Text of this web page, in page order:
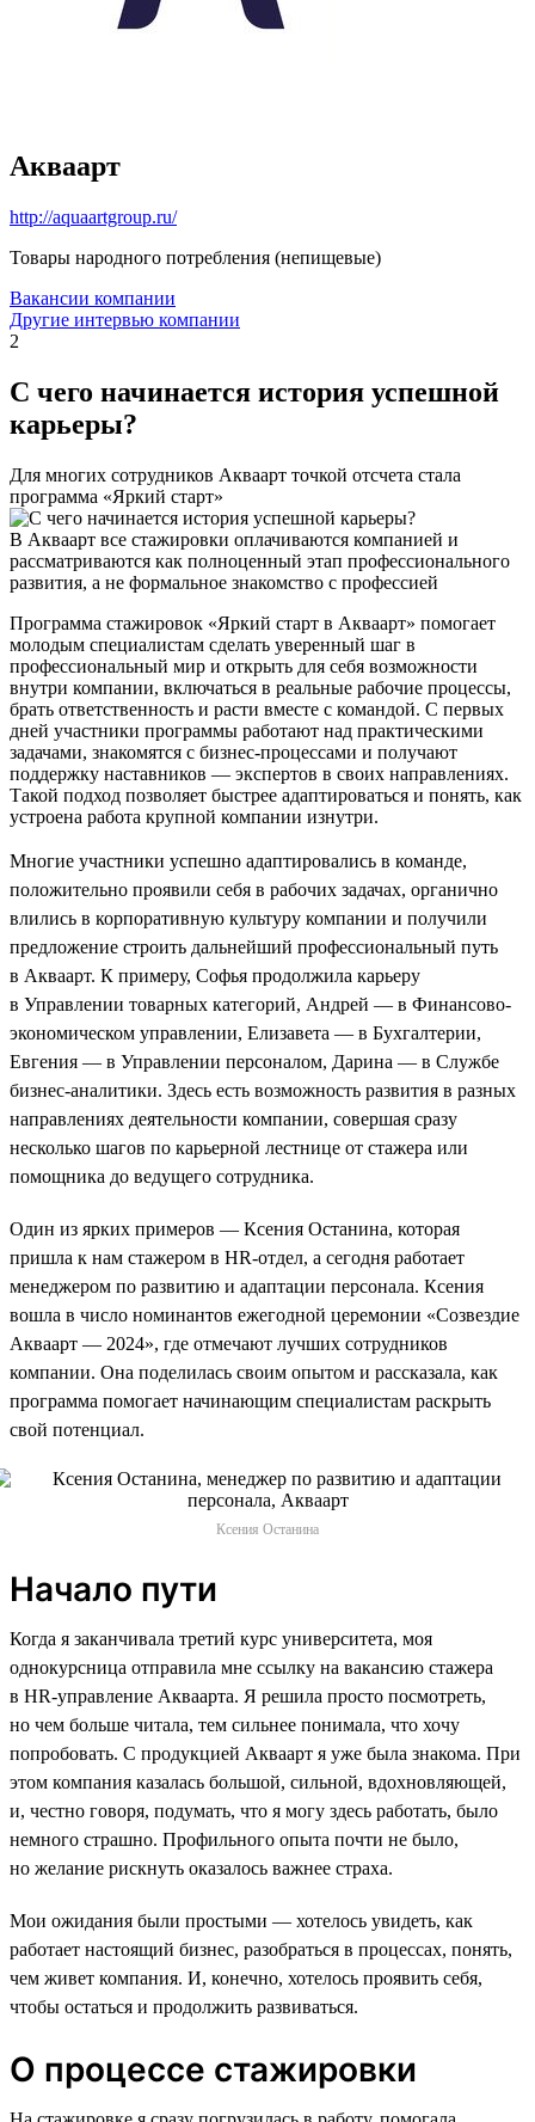
Акваарт
http://aquaartgroup.ru/
Товары народного потребления (непищевые)
Вакансии компании
Другие интервью компании
2
С чего начинается история успешной
карьеры?
Для многих сотрудников Акваарт точкой отсчета стала
программа «Яркий старт»
В Акваарт все стажировки оплачиваются компанией и
рассматриваются как полноценный этап профессионального
развития, а не формальное знакомство с профессией
Программа стажировок «Яркий старт в Акваарт» помогает
молодым специалистам сделать уверенный шаг в
профессиональный мир и открыть для себя возможности
внутри компании, включаться в реальные рабочие процессы,
брать ответственность и расти вместе с командой. С первых
дней участники программы работают над практическими
задачами, знакомятся с бизнес-процессами и получают
поддержку наставников — экспертов в своих направлениях.
Такой подход позволяет быстрее адаптироваться и понять, как
устроена работа крупной компании изнутри.
Многие участники успешно адаптировались в команде,
положительно проявили себя в рабочих задачах, органично
влились в корпоративную культуру компании и получили
предложение строить дальнейший профессиональный путь
в Акваарт. К примеру, Софья продолжила карьеру
в Управлении товарных категорий, Андрей — в Финансово-
экономическом управлении, Елизавета — в Бухгалтерии,
Евгения — в Управлении персоналом, Дарина — в Службе
бизнес-аналитики. Здесь есть возможность развития в разных
направлениях деятельности компании, совершая сразу
несколько шагов по карьерной лестнице от стажера или
помощника до ведущего сотрудника.
Один из ярких примеров — Ксения Останина, которая
пришла к нам стажером в HR-отдел, а сегодня работает
менеджером по развитию и адаптации персонала. Ксения
вошла в число номинантов ежегодной церемонии «Созвездие
Акваарт — 2024», где отмечают лучших сотрудников
компании. Она поделилась своим опытом и рассказала, как
программа помогает начинающим специалистам раскрыть
свой потенциал.
Ксения Останина
Начало пути
Когда я заканчивала третий курс университета, моя
однокурсница отправила мне ссылку на вакансию стажера
в HR-управление Акваарта. Я решила просто посмотреть,
но чем больше читала, тем сильнее понимала, что хочу
попробовать. С продукцией Акваарт я уже была знакома. При
этом компания казалась большой, сильной, вдохновляющей,
и, честно говоря, подумать, что я могу здесь работать, было
немного страшно. Профильного опыта почти не было,
но желание рискнуть оказалось важнее страха.
Мои ожидания были простыми — хотелось увидеть, как
работает настоящий бизнес, разобраться в процессах, понять,
чем живет компания. И, конечно, хотелось проявить себя,
чтобы остаться и продолжить развиваться.
О процессе стажировки